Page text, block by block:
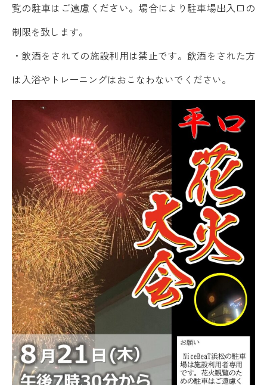
覧の駐車はご遠慮ください。場合により駐車場出入口の
制限を致します。
・飲酒をされての施設利用は禁止です。飲酒をされた方
は入浴やトレーニングはおこなわないでください。